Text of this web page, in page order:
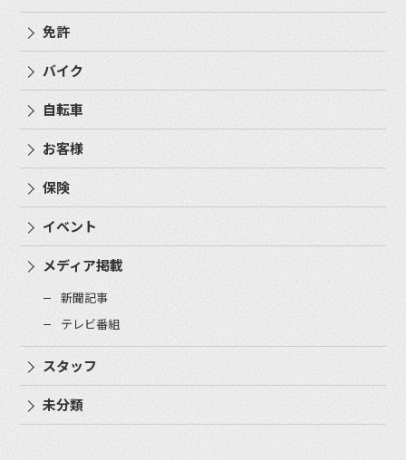
免許
バイク
自転車
お客様
保険
イベント
メディア掲載
新聞記事
テレビ番組
スタッフ
未分類